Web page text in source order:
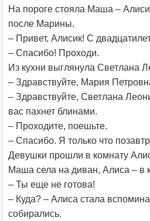
На пороге стояла Маша –
после Марины.
– Привет, Алисик! С
– Спасибо! Проходи.
Из кухни выглянула Светлана
– Здравствуйте, Мария
– Здравствуйте, Светлана
вас пахнет блинами.
– Проходите, поешьте.
– Спасибо. Я только что
Девушки прошли в комнату
Маша села на диван, Алиса – в
– Ты еще не готова!
– Куда? – Алиса стала
собирались.